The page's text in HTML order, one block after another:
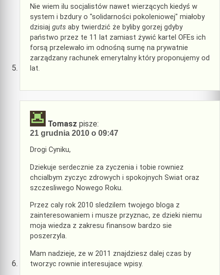
Nie wiem ilu socjalistów nawet wierzących kiedyś w
system i bzdury o "solidarności pokoleniowej" miałoby
dzisiaj guts aby twierdzić że byliby gorzej gdyby
państwo przez te 11 lat zamiast żywić kartel OFEs ich
forsą przelewało im odnośną sumę na prywatnie
zarządzany rachunek emerytalny który proponujemy od
lat.
Tomasz pisze:
21 grudnia 2010 o 09:47
Drogi Cyniku,
Dziekuje serdecznie za zyczenia i tobie rowniez
chcialbym zyczyc zdrowych i spokojnych Swiat oraz
szczesliwego Nowego Roku.
Przez caly rok 2010 sledzilem twojego bloga z
zainteresowaniem i musze przyznac, ze dzieki niemu
moja wiedza z zakresu finansow bardzo sie
poszerzyla.
Mam nadzieje, ze w 2011 znajdziesz dalej czas by
tworzyc rownie interesujace wpisy.